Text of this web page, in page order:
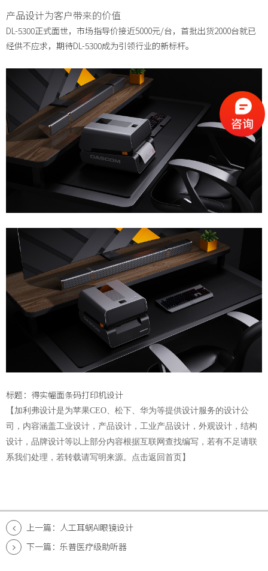
产品设计为客户带来的价值
DL-5300正式面世，市场指导价接近5000元/台，首批出货2000台就已
经供不应求，期待DL-5300成为引领行业的新标杆。
标题： 得实幅面条码打印机设计
【加利弗设计是为苹果CEO、松下、华为等提供设计服务的设计公
司， 内容涵盖工业设计，产品设计，工业产品设计，外观设计，结构
设计，品牌设计等以上部分内容根据互联网查找编写，若有不足请联
系我们处理，若转载请写明来源。
点击返回首页 】
上一篇：人工耳蜗AI眼镜设计
下一篇：乐普医疗级助听器